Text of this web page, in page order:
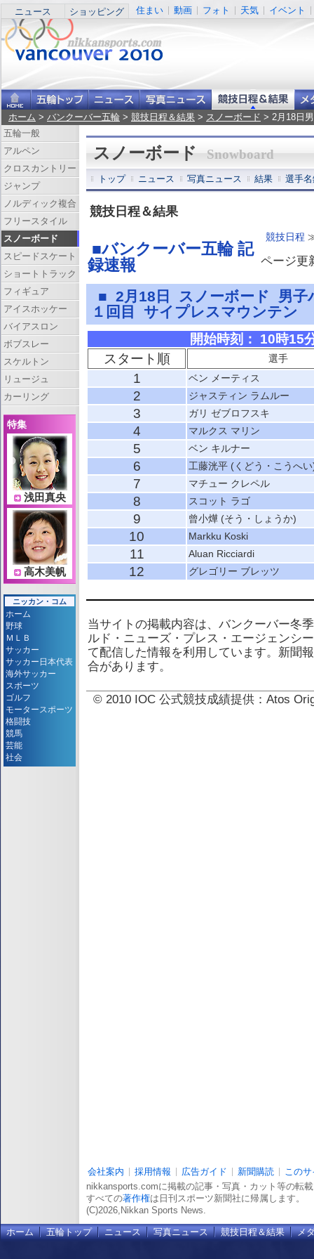
ニュース ショッピング 住まい 動画 フォト 天気 イベント
ホーム > バンクーバー五輪 > 競技日程＆結果 > スノーボード > 2月18日
スノーボード Snowboard
トップ ニュース 写真ニュース 結果 選手
競技日程＆結果
■バンクーバー五輪 記
録速報
競技日程
ページ更
■ 2月18日 スノーボード 男子
１回目 サイプレスマウンテン
開始時刻： 10時15
スタート順
選手
1 ベン メーティス
2 ジャスティン ラムルー
3 ガリ ゼブロフスキ
4 マルクス マリン
5 ベン キルナー
6 工藤洸平 (くどう・こうへ
7 マチュー クレペル
8 スコット ラゴ
9 曾小燁 (そう・しょうか)
10 Markku Koski
11 Aluan Ricciardi
12 グレゴリー ブレッツ
当サイトの掲載内容は、バンクーバー冬
ルド・ニューズ・プレス・エージェンシ
て配信した情報を利用しています。新聞
合があります。
© 2010 IOC 公式競技成績提供：Atos
五輪一般
アルペン
クロスカントリー
ジャンプ
ノルディック複合
フリースタイル
スノーボード
スピードスケート
ショートトラック
フィギュア
アイスホッケー
バイアスロン
ボブスレー
スケルトン
リュージュ
カーリング
特集
浅田真央
高木美帆
ニッカン・コム
ホーム
野球
ＭＬＢ
サッカー
サッカー日本代表
海外サッカー
スポーツ
ゴルフ
モータースポーツ
格闘技
競馬
芸能
社会
会社案内 採用情報 広告ガイド 新聞購読
この
nikkansports.comに掲載の記事・写真・カット等の転
すべての著作権は日刊スポーツ新聞社に帰属します。
(C)2026,Nikkan Sports News.
ホーム 五輪トップ ニュース 写真ニュース 競技日程＆結果 メ